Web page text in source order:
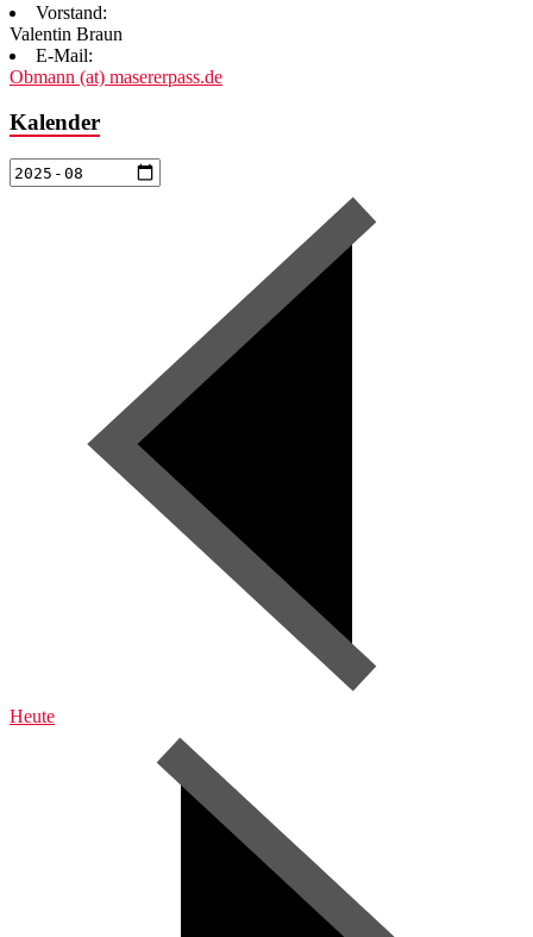
Vorstand:
Valentin Braun
E-Mail:
Obmann (at) masererpass.de
Kalender
Heute